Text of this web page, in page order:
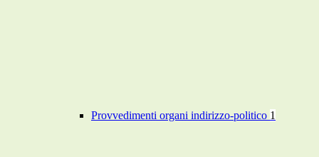
Provvedimenti organi indirizzo-politico 1